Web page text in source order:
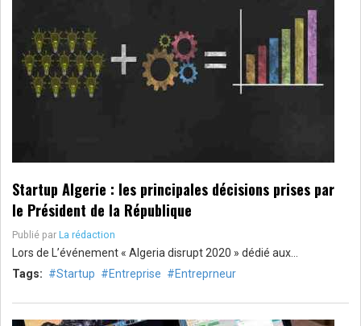
Startup Algerie : les principales décisions prises par
le Président de la République
Publié par La rédaction
Lors de L’événement « Algeria disrupt 2020 » dédié aux…
Tags:
Startup Entreprise Entreprneur